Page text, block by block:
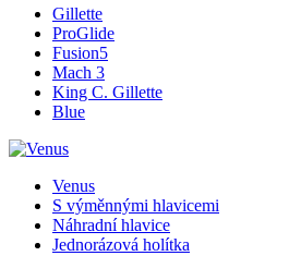
Gillette
ProGlide
Fusion5
Mach 3
King C. Gillette
Blue
Venus
S výměnnými hlavicemi
Náhradní hlavice
Jednorázová holítka